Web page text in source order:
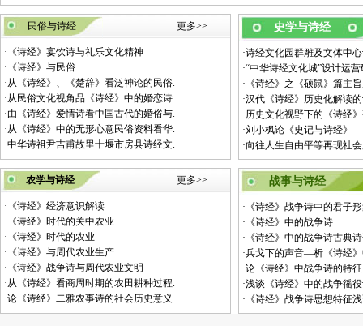
民俗与诗经 更多>>
· 《诗经》宴饮诗与礼乐文化精神
· 《诗经》与民俗
·从《诗经》、《楚辞》看泛神论的民俗.
·从民俗文化视角品《诗经》中的婚恋诗
·由《诗经》爱情诗看中国古代的婚俗与.
·从《诗经》中的无形心意民俗资料看华.
·中华诗祖尹吉甫故里十堰市房县诗经文.
史学与诗经
·诗经文化园群雕及文体中
·“中华诗经文化城”设计运
· 《诗经》之《硕鼠》篇主
·汉代《诗经》历史化解读
·历史文化视野下的《诗经
·刘小枫论《史记与诗经》
·向往人生自由平等再现社
农学与诗经 更多>>
· 《诗经》经济意识解读
· 《诗经》时代的关中农业
· 《诗经》时代的农业
· 《诗经》与周代农业生产
· 《诗经》战争诗与周代农业文明
·从《诗经》看商周时期的农田耕种过程.
·论《诗经》二雅农事诗的社会历史意义
战事与诗经
· 《诗经》战争诗中的君子
· 《诗经》中的战争诗
· 《诗经》中的战争诗古典
·兵戈下的声音—析《诗经
·论《诗经》中战争诗的特征
·浅谈《诗经》中的战争徭
· 《诗经》战争诗思想特征